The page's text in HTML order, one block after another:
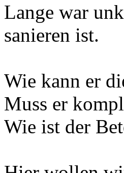
Lange war
sanieren ist.
Wie kann er
Muss er
Wie ist der